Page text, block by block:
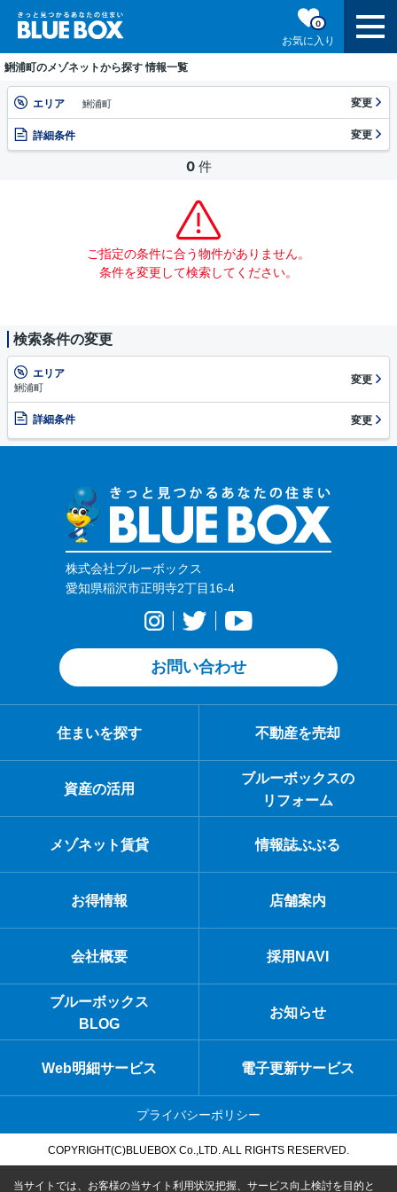
お気に入り
0
鯏浦町のメゾネットから探す 情報一覧
エリア 鯏浦町 変更
詳細条件 変更
0 件
ご指定の条件に合う物件がありません。
条件を変更して検索してください。
検索条件の変更
エリア
鯏浦町
変更
詳細条件 変更
株式会社ブルーボックス
愛知県稲沢市正明寺2丁目16-4
お問い合わせ
住まいを探す 不動産を売却
資産の活用
ブルーボックスの
リフォーム
メゾネット賃貸 情報誌ぶぶる
お得情報 店舗案内
会社概要 採用NAVI
ブルーボックス
BLOG
お知らせ
Web明細サービス 電子更新サービス
プライバシーポリシー
COPYRIGHT(C)BLUEBOX Co.,LTD. ALL RIGHTS RESERVED.
当サイトでは、お客様の当サイト利用状況把握、サービス向上検討を目的と